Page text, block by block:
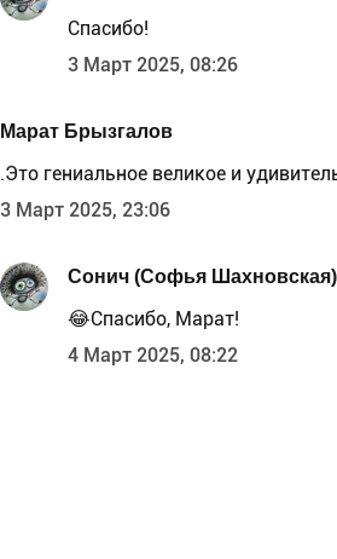
Спасибо!
3 Март 2025, 08:26
Марат Брызгалов
.Это гениальное великое и
3 Март 2025, 23:06
Сонич (Софья Шахновская)
😂Спасибо, Марат!
4 Март 2025, 08:22